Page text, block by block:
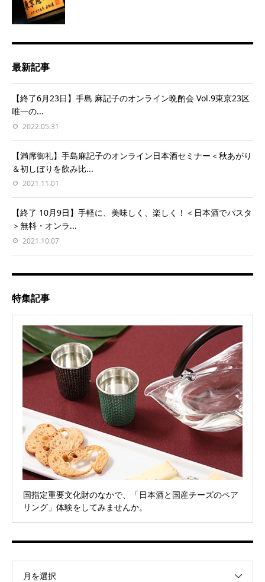
最新記事
【終了6月23日】手島 麻記子のオンライン晩酌会 Vol.9東京23区
唯一の...
2022.05.31
【満席御礼】手島麻記子のオンライン日本酒セミナー＜秋あがり
＆初しぼりを飲み比...
2021.11.01
【終了 10月9日】手軽に、美味しく、楽しく！＜日本酒でパスタ
＞無料・オンラ...
2021.10.07
特集記事
国指定重要文化財のなかで、「日本酒と国産チーズのペア
リング」体験をしてみませんか。
月を選択